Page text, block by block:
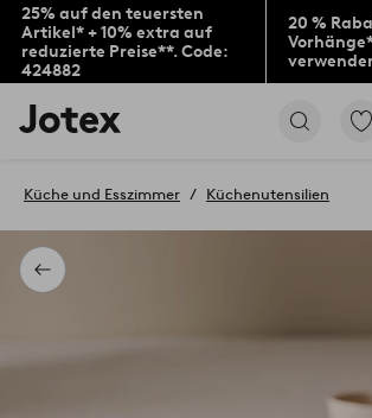
25% auf den teuersten
Artikel* + 10% extra auf
reduzierte Preise**. Code:
424882
20 %
Jotex-
Logo
Startseite
Zu
Zurück
Küche und Esszimmer Küchenutensilien